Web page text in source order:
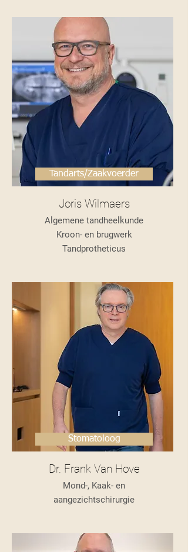
Tandarts/Zaakvoerder
Joris Wilmaers
Algemene tandheelkunde
Kroon- en brugwerk
Tandprotheticus
Stomatoloog
Dr. Frank Van Hove
Mond-, Kaak- en
aangezichtschirurgie